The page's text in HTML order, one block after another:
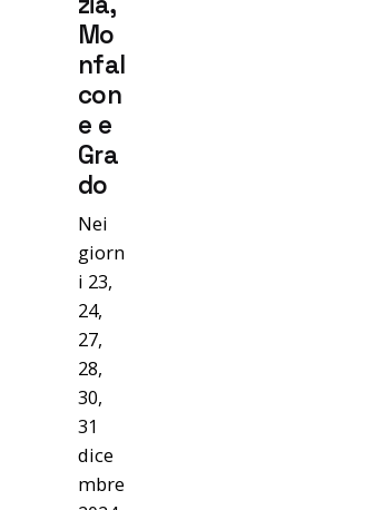
Mo
nfal
con
e e
Gra
do
Nei
giorn
i 23,
24,
27,
28,
30,
31
dice
mbre